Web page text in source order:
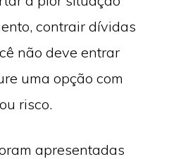
contrair dívidas
não deve entrar
uma opção com
risco.
apresentadas